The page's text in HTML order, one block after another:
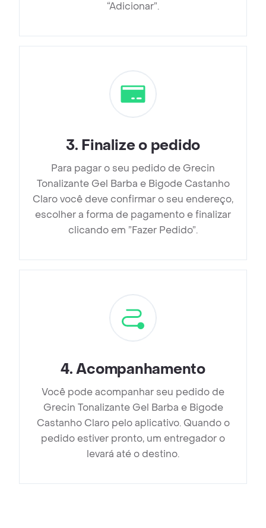
“Adicionar”.
3. Finalize o pedido
Para pagar o seu pedido de Grecin
Tonalizante Gel Barba e Bigode Castanho
Claro você deve confirmar o seu endereço,
escolher a forma de pagamento e finalizar
clicando em ”Fazer Pedido”.
4.Acompanhamento
Você pode acompanhar seu pedido de
Grecin Tonalizante Gel Barba e Bigode
Castanho Claro pelo aplicativo. Quando o
pedido estiver pronto, um entregador o
levará até o destino.